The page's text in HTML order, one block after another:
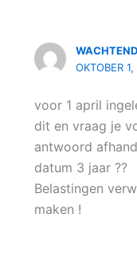
OKTOBER
voor 1 april
dit en vraag je
antwoord
datum 3 jaar ??
Belastingen
maken !